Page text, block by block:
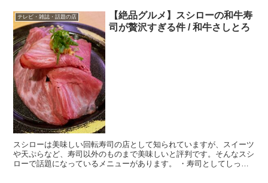
テレビ・雑誌・話題の店
【絶品グルメ】スシローの和牛寿
司が贅沢すぎる件 / 和牛さしとろ
スシローは美味しい回転寿司の店として知られていますが、スイーツ
や天ぷらなど、寿司以外のものまで美味しいと評判です。そんなスシ
ローで話題になっているメニューがあります。 ・寿司としてしっか